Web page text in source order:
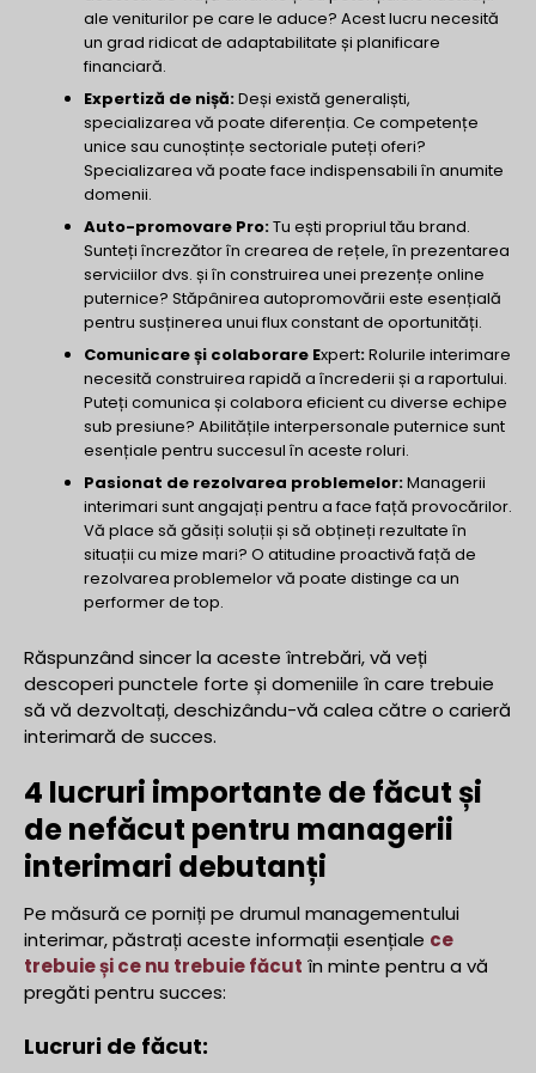
ale veniturilor pe care le aduce? Acest lucru necesită
un grad ridicat de adaptabilitate și planificare
financiară.
Expertiză de nișă:Deși există generaliști,
specializarea vă poate diferenția. Ce competențe
unice sau cunoștințe sectoriale puteți oferi?
Specializarea vă poate face indispensabili în anumite
domenii.
Auto-promovare Pro:Tu ești propriul tău brand.
Sunteți încrezător în crearea de rețele, în prezentarea
serviciilor dvs. și în construirea unei prezențe online
puternice? Stăpânirea autopromovării este esențială
pentru susținerea unui flux constant de oportunități.
Comunicare și colaborare Expert:Rolurile interimare
necesită construirea rapidă a încrederii și a raportului.
Puteți comunica și colabora eficient cu diverse echipe
sub presiune? Abilitățile interpersonale puternice sunt
esențiale pentru succesul în aceste roluri.
Pasionat de rezolvarea problemelor:Managerii
interimari sunt angajați pentru a face față provocărilor.
Vă place să găsiți soluții și să obțineți rezultate în
situații cu mize mari? O atitudine proactivă față de
rezolvarea problemelor vă poate distinge ca un
performer de top.
Răspunzând sincer la aceste întrebări, vă veți
descoperi punctele forte și domeniile în care trebuie
să vă dezvoltați, deschizându-vă calea către o carieră
interimară de succes.
4 lucruri importante de făcut și
de nefăcut pentru managerii
interimari debutanți
Pe măsură ce porniți pe drumul managementului
interimar, păstrați aceste informații esențiale ce
trebuie și ce nu trebuie făcut în minte pentru a vă
pregăti pentru succes:
Lucruri de făcut: